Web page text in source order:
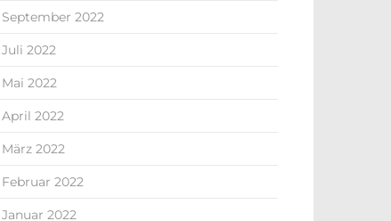
September 2022
Juli 2022
Mai 2022
April 2022
März 2022
Februar 2022
Januar 2022